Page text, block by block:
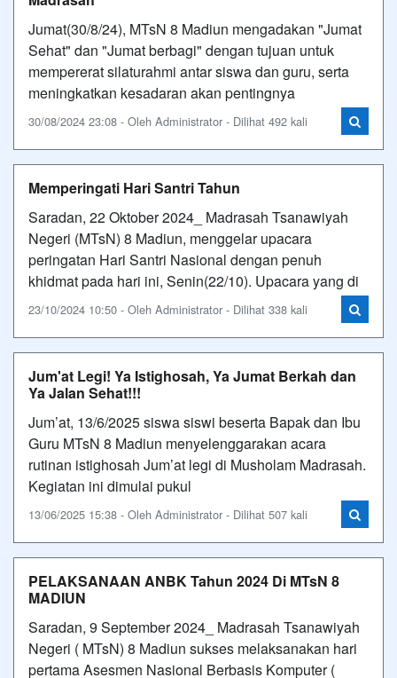
Jumat(30/8/24), MTsN 8 Madiun mengadakan "Jumat
Sehat" dan "Jumat berbagi" dengan tujuan untuk
mempererat silaturahmi antar siswa dan guru, serta
meningkatkan kesadaran akan pentingnya
30/08/2024 23:08 - Oleh Administrator - Dilihat 492 kali
Memperingati Hari Santri Tahun
Saradan, 22 Oktober 2024_ Madrasah Tsanawiyah
Negeri (MTsN) 8 Madiun, menggelar upacara
peringatan Hari Santri Nasional dengan penuh
khidmat pada hari ini, Senin(22/10). Upacara yang di
23/10/2024 10:50 - Oleh Administrator - Dilihat 338 kali
Jum'at Legi! Ya Istighosah, Ya Jumat Berkah dan
Ya Jalan Sehat!!!
Jum’at, 13/6/2025 siswa siswi beserta Bapak dan Ibu
Guru MTsN 8 Madiun menyelenggarakan acara
rutinan istighosah Jum’at legi di Musholam Madrasah.
Kegiatan ini dimulai pukul
13/06/2025 15:38 - Oleh Administrator - Dilihat 507 kali
PELAKSANAAN ANBK Tahun 2024 Di MTsN 8
MADIUN
Saradan, 9 September 2024_ Madrasah Tsanawiyah
Negeri ( MTsN) 8 Madiun sukses melaksanakan hari
pertama Asesmen Nasional Berbasis Komputer (